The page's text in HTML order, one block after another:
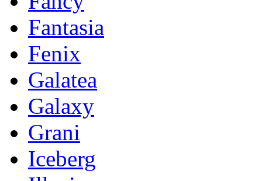
Fantasia
Fenix
Galatea
Galaxy
Grani
Iceberg